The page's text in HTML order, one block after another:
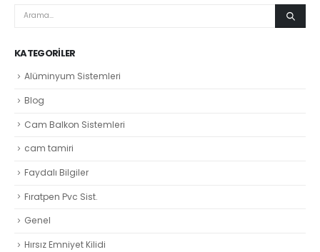
KATEGORILER
Alüminyum Sistemleri
Blog
Cam Balkon Sistemleri
cam tamiri
Faydalı Bilgiler
Fıratpen Pvc Sist.
Genel
Hırsız Emniyet Kilidi